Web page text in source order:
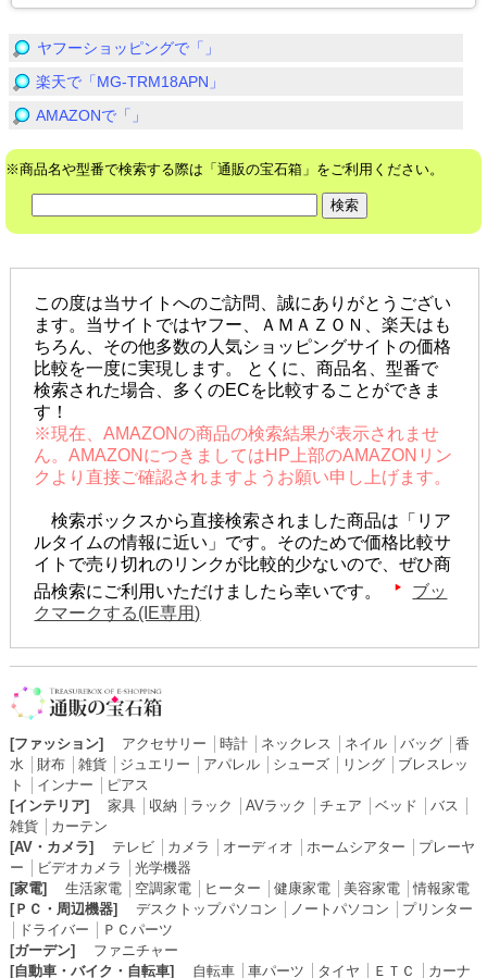
ヤフーショッピングで「」
楽天で「MG-TRM18APN」
AMAZONで「」
※商品名や型番で検索する際は「通販の宝石箱」をご利用ください。
この度は当サイトへのご訪問、誠にありがとうござい
ます。当サイトではヤフー、ＡＭＡＺＯＮ、楽天はも
ちろん、その他多数の人気ショッピングサイトの価格
比較を一度に実現します。 とくに、商品名、型番で
検索された場合、多くのECを比較することができま
す！
※現在、AMAZONの商品の検索結果が表示されませ
ん。AMAZONにつきましてはHP上部のAMAZONリン
クより直接ご確認されますようお願い申し上げます。
検索ボックスから直接検索されました商品は「リア
ルタイムの情報に近い」です。そのためで価格比較サ
イトで売り切れのリンクが比較的少ないので、ぜひ商
品検索にご利用いただけましたら幸いです。
ブッ
クマークする(IE専用)
[ファッション] アクセサリー 時計│ ネックレス ネイル│ バッグ│ 香
水
財布│ 雑貨│ ジュエリー アパレル│ シューズ│ リング│ ブレスレッ
ト
インナー
ピアス
[インテリア]
家具│ 収納 ラック AVラック チェア ベッド バス
雑貨│ カーテン
[AV・カメラ]
テレビ│ カメラ オーディオ ホームシアター
プレーヤ
ー
ビデオカメラ
光学機器
[家電]
生活家電│ 空調家電│ ヒーター 健康家電│ 美容家電│情報家電
[ＰＣ・周辺機器]
デスクトップパソコン ノートパソコン
プリンター
ドライバー
ＰＣパーツ
[ガーデン]
ファニチャー
[自動車・バイク・自転車]
自転車│ 車パーツ タイヤ ＥＴＣ カーナ